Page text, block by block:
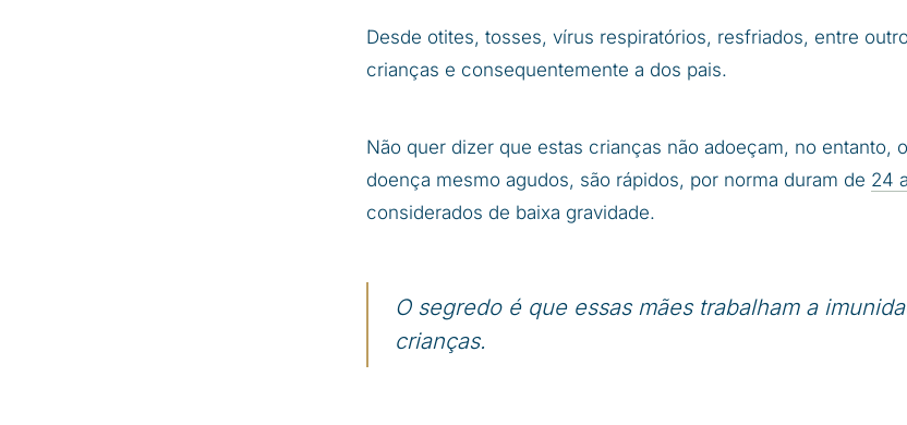
Desde otites, tosses, vírus respiratórios, resfriados, entre
crianças e consequentemente a dos pais.
Não quer dizer que estas crianças não adoeçam, no entanto,
doença mesmo agudos, são rápidos, por norma duram de 24
considerados de baixa gravidade.
O segredo é que essas mães trabalham a
crianças.